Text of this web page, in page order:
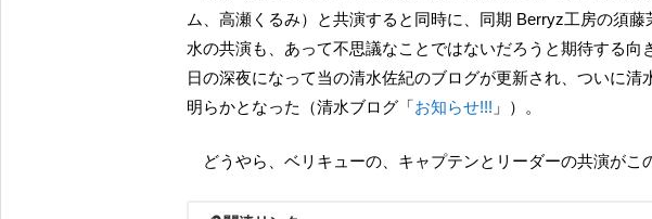
ム、高瀬くるみ）と共演すると同時に、同期 Berryz工房の須
水の共演も、あって不思議なことではないだろうと期待する向
日の深夜になって当の清水佐紀のブログが更新され、ついに
明らかとなった（清水ブログ「お知らせ!!! 」）。
どうやら、ベリキューの、キャプテンとリーダーの共演が